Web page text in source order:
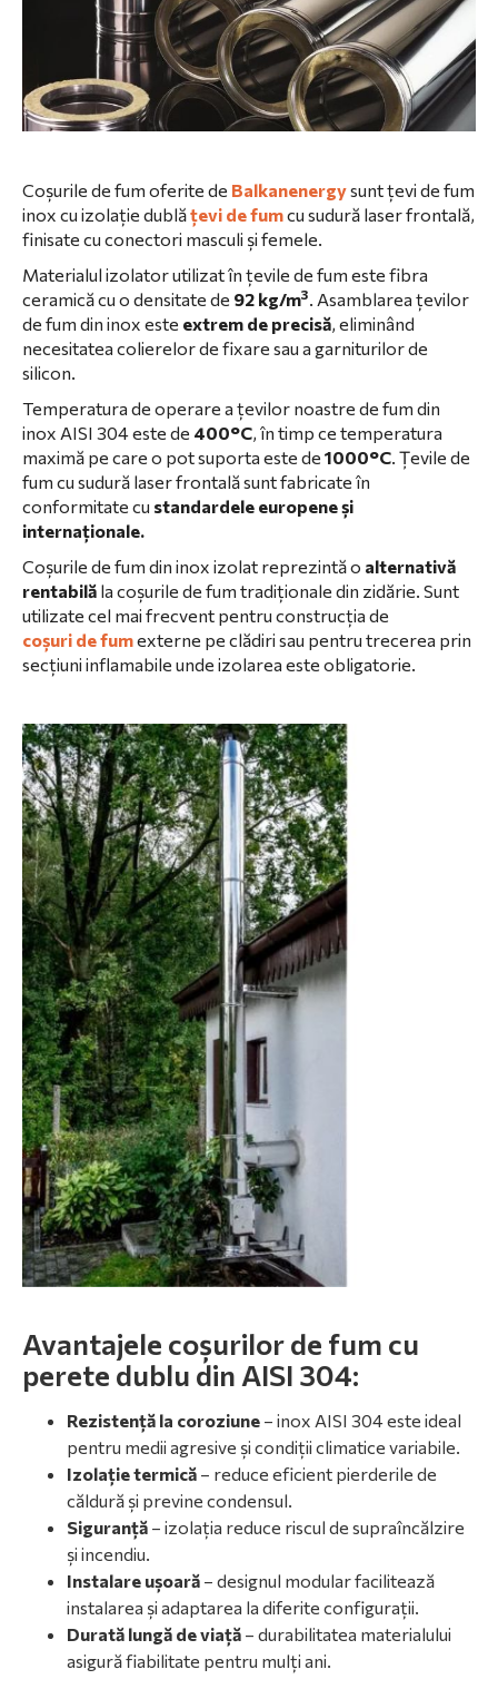
Coșurile de fum oferite de Balkanenergysunt țevi de fum
inox cu izolație dublățevi de fumcu sudură laser frontală,
finisate cu conectori masculi și femele.
Materialul izolator utilizat în țevile de fum este fibra
ceramică cu o densitate de 92 kg/m3. Asamblarea țevilor
de fum din inox este extrem de precisă, eliminând
necesitatea colierelor de fixare sau a garniturilor de
silicon.
Temperatura de operare a țevilor noastre de fum din
inox AISI 304 este de 400°C, în timp ce temperatura
maximă pe care o pot suporta este de 1000°C. Țevile de
fum cu sudură laser frontală sunt fabricate în
conformitate cu standardele europene și
internaționale.
Coșurile de fum din inox izolat reprezintă o alternativă
rentabilă la coșurile de fum tradiționale din zidărie. Sunt
utilizate cel mai frecvent pentru construcția de
coșuri de fumexterne pe clădiri sau pentru trecerea prin
secțiuni inflamabile unde izolarea este obligatorie.
Avantajele coșurilor de fum cu
perete dublu din AISI 304:
Rezistență la coroziune – inox AISI 304 este ideal
pentru medii agresive și condiții climatice variabile.
Izolație termică – reduce eficient pierderile de
căldură și previne condensul.
Siguranță – izolația reduce riscul de supraîncălzire
și incendiu.
Instalare ușoară – designul modular facilitează
instalarea și adaptarea la diferite configurații.
Durată lungă de viață – durabilitatea materialului
asigură fiabilitate pentru mulți ani.